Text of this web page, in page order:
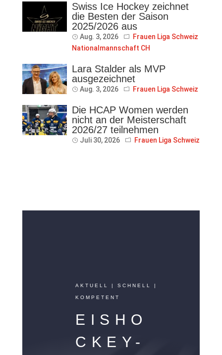
Swiss Ice Hockey zeichnet
die Besten der Saison
2025/2026 aus
Aug. 3, 2026
Frauen Liga Schweiz
Nationalmannschaft CH
Lara Stalder als MVP
ausgezeichnet
Aug. 3, 2026 Frauen Liga Schweiz
Die HCAP Women werden
nicht an der Meisterschaft
2026/27 teilnehmen
Juli 30, 2026 Frauen Liga Schweiz
AKTUELL | SCHNELL |
KOMPETENT
EISHO
CKEY-